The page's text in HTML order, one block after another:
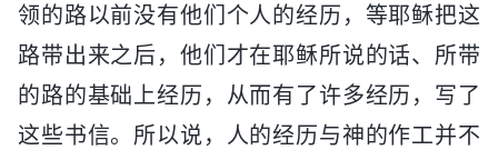
领的路以前没有他们个人的经历，等耶稣把这
路带出来之后，他们才在耶稣所说的话、所带
的路的基础上经历，从而有了许多经历，写了
这些书信。所以说，人的经历与神的作工并不